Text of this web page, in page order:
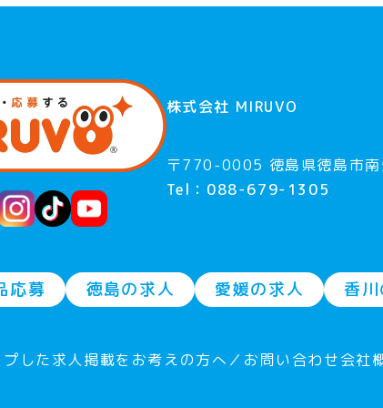
株式会社 MIRUVO
〒770-0005 徳島県徳島市
Tel：088-679-1305
応募 徳島の求人 愛媛の求人 香
した求人掲載をお考えの方へ／お問い合わせ会社